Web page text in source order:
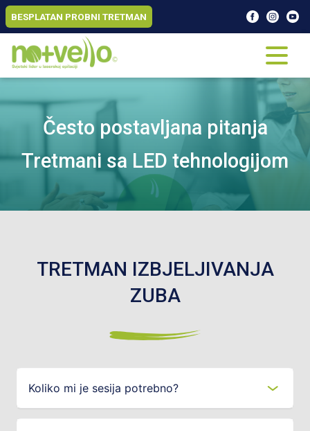
BESPLATAN PROBNI TRETMAN
Često postavljana pitanja
Tretmani sa LED tehnologijom
TRETMAN IZBJELJIVANJA
ZUBA
Koliko mi je sesija potrebno?